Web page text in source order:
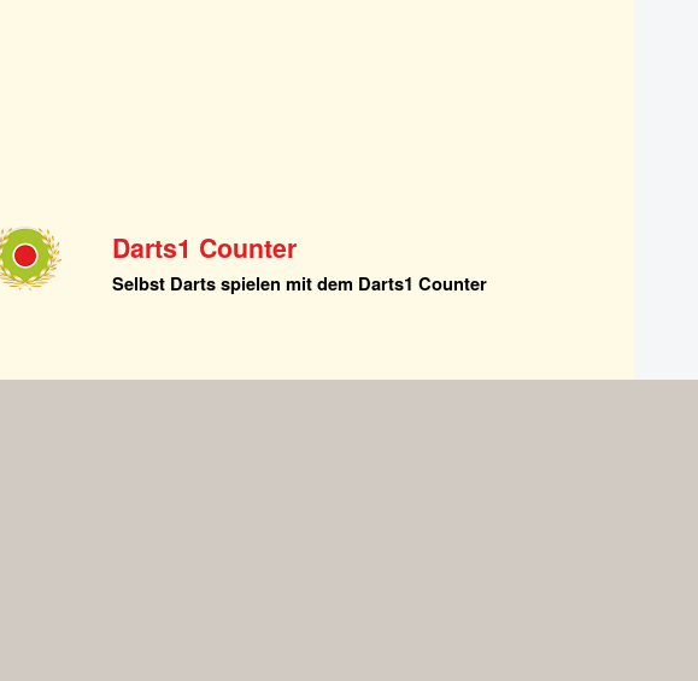
Darts1 Counter
Selbst Darts spielen mit dem Darts1 Counter